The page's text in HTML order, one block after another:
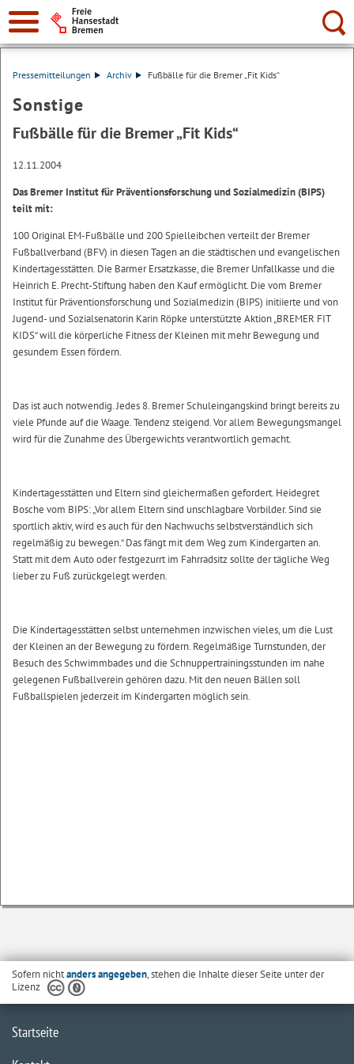
Suche:
Pressemitteilungen Archiv Fußbälle für die Bremer „Fit Kids“
Sonstige
Fußbälle für die Bremer „Fit Kids“
12.11.2004
Das Bremer Institut für Präventionsforschung und Sozialmedizin (BIPS)
teilt mit:
100 Original EM-Fußbälle und 200 Spielleibchen verteilt der Bremer
Fußballverband (BFV) in diesen Tagen an die städtischen und evangelischen
Kindertagesstätten. Die Barmer Ersatzkasse, die Bremer Unfallkasse und die
Heinrich E. Precht-Stiftung haben den Kauf ermöglicht. Die vom Bremer
Institut für Präventionsforschung und Sozialmedizin (BIPS) initiierte und von
Jugend- und Sozialsenatorin Karin Röpke unterstützte Aktion „BREMER FIT
KIDS“ will die körperliche Fitness der Kleinen mit mehr Bewegung und
gesundem Essen fördern.
Das ist auch notwendig. Jedes 8. Bremer Schuleingangskind bringt bereits zu
viele Pfunde auf die Waage. Tendenz steigend. Vor allem Bewegungsmangel
wird für die Zunahme des Übergewichts verantwortlich gemacht.
Kindertagesstätten und Eltern sind gleichermaßen gefordert. Heidegret
Bosche vom BIPS: „Vor allem Eltern sind unschlagbare Vorbilder. Sind sie
sportlich aktiv, wird es auch für den Nachwuchs selbstverständlich sich
regelmäßig zu bewegen.“ Das fängt mit dem Weg zum Kindergarten an.
Statt mit dem Auto oder festgezurrt im Fahrradsitz sollte der tägliche Weg
lieber zu Fuß zurückgelegt werden.
Die Kindertagesstätten selbst unternehmen inzwischen vieles, um die Lust
der Kleinen an der Bewegung zu fördern. Regelmäßige Turnstunden, der
Besuch des Schwimmbades und die Schnuppertrainingsstunden im nahe
gelegenen Fußballverein gehören dazu. Mit den neuen Bällen soll
Fußballspielen jederzeit im Kindergarten möglich sein.
Sofern nichtanders angegeben, stehen die Inhalte dieser Seite unter der
Lizenz
Startseite